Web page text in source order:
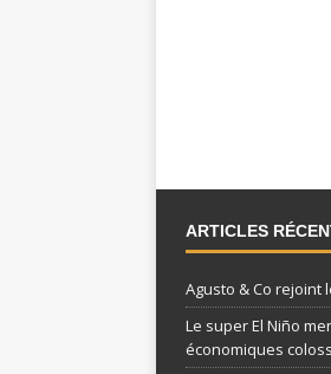
ARTICLES
Agusto & Co rejoint
Le super El Niño
économiques